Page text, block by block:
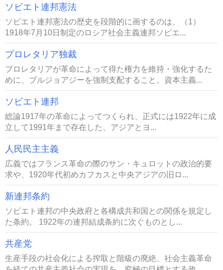
ソビエト連邦憲法
ソビエト連邦憲法の歴史を段階的に画するのは、（1）
1918年7月10日制定のロシア社会主義連邦ソビエ...
プロレタリア独裁
プロレタリアが革命によって得た権力を維持・強化するた
めに、ブルジョアジーを強制支配すること。資本主義...
ソビエト連邦
総論1917年の革命によってつくられ、正式には1922年に成
立して1991年まで存在した、アジアとヨ...
人民民主主義
広義ではフランス革命の際のサン・キュロットの政治的要
求や、1920年代初めカフカスと中央アジアの旧ロ...
新連邦条約
ソビエト連邦の中央政府と各構成共和国との関係を規定し
た条約。 1922年の連邦結成条約に次ぐものとし...
共産党
生産手段の社会化による搾取と階級の廃絶、社会主義革命